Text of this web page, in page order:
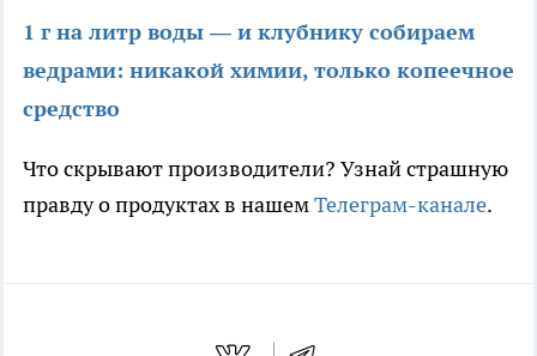
1 г на литр воды — и клубнику собираем
ведрами: никакой химии, только копеечное
средство
Что скрывают производители? Узнай страшную
правду о продуктах в нашемТелеграм-канале.